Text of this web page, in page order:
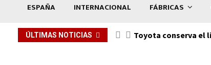
ESPAÑA INTERNACIONAL FÁBRICAS
ÚLTIMAS NOTICIAS Toyota conserva el